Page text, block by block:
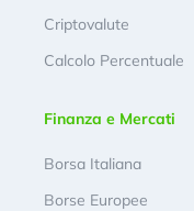
Criptovalute
Calcolo Percentuale
Finanza e Mercati
Borsa Italiana
Borse Europee